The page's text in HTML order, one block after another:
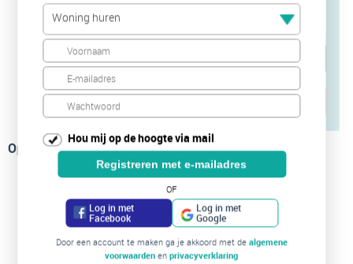
Woning huren
Hou mij op de hoogte via mail
Registreren met e-mailadres
OF
Log in met
Facebook
Log in met
Google
Door een account te maken ga je akkoord met de algemene
voorwaarden enprivacyverklaring
Op de kaart